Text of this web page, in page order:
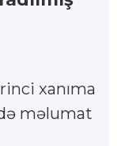
xanıma
məlumat